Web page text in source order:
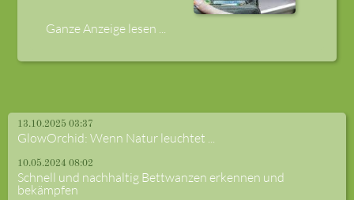
Ganze Anzeige lesen ...
13.10.2025 03:37
GlowOrchid: Wenn Natur leuchtet ...
10.05.2024 08:02
Schnell und nachhaltig Bettwanzen erkennen und
bekämpfen